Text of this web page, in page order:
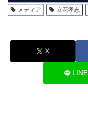
メディア
立花孝志
X
LINE